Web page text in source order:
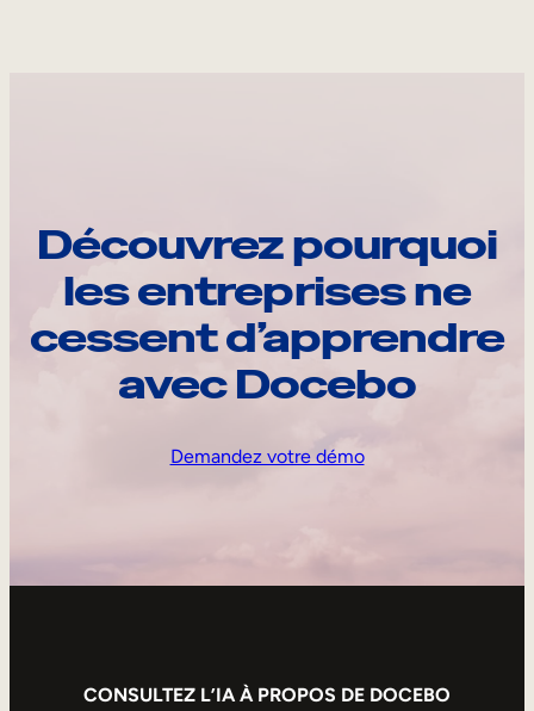
Découvrez pourquoi
les entreprises ne
cessent d’apprendre
avec Docebo
Demandez votre démo
CONSULTEZ L’IA À PROPOS DE DOCEBO